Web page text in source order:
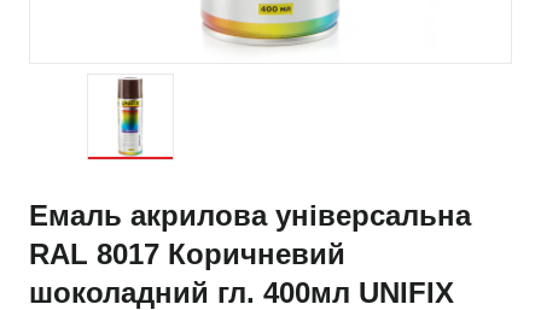
Емаль акрилова універсальна
RAL 8017 Коричневий
шоколадний гл. 400мл UNIFIX